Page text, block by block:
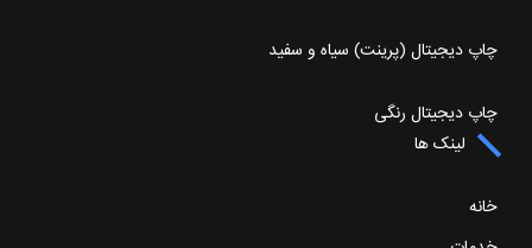
چاپ دیجیتال (پرینت) سیاه و سفید
چاپ دیجیتال رنگی
لینک ها
خانه